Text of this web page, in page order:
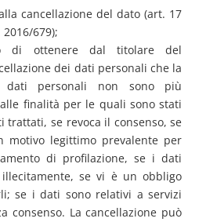
cancellazione del dato (art. 17
679);
ottenere dal titolare del
dei dati personali che la
personali non sono più
finalità per le quali sono stati
trattati, se revoca il consenso, se
motivo legittimo prevalente per
di profilazione, se i dati
se vi è un obbligo
se i dati sono relativi a servizi
consenso. La cancellazione può